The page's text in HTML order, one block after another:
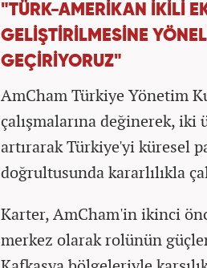
"TÜRK-AMERİKAN İKİLİ
GELİŞTİRİLMESİNE
GEÇİRİYORUZ"
AmCham Türkiye Yönetim
çalışmalarına değinerek, iki
artırarak Türkiye'yi küresel
doğrultusunda kararlılıkla
Karter, AmCham'in ikinci
merkez olarak rolünün